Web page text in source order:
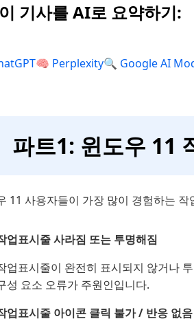
기사를 AI로 요약하기:
🧠 Perplexity🔍 Google AI
파트1: 윈도우 11
11 사용자들이 가장 많이 경험하는
업표시줄 사라짐 또는 투명해짐
업표시줄이 완전히 표시되지 않거나
성 요소 오류가 주원인입니다.
업표시줄 아이콘 클릭 불가 / 반응 없음